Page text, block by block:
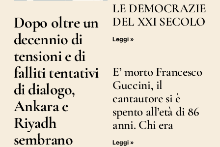
Dopo oltre un
decennio di
tensioni e di
falliti tentativi
di dialogo,
Ankara e
Riyadh
sembrano
LE DEMOCRAZIE
DEL XXI SECOLO
Leggi »
E’ morto Francesco
Guccini, il
cantautore si è
spento all’età di 86
anni. Chi era
Leggi »